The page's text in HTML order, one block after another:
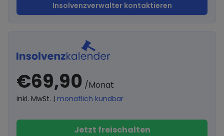
Insolvenzverwalter kontaktieren
€69,90 /Monat
inkl. MwSt. | monatlich kündbar
Jetzt freischalten